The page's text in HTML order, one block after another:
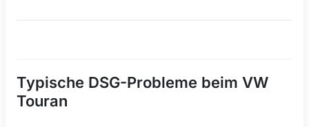
Typische DSG-Probleme beim VW
Touran